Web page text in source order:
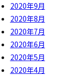
2020年9月
2020年8月
2020年7月
2020年6月
2020年5月
2020年4月